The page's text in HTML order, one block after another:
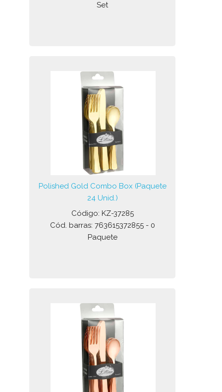
Set
Polished Gold Combo Box (Paquete
24 Unid.)
Código: KZ-37285
Cód. barras: 763615372855 - 0
Paquete